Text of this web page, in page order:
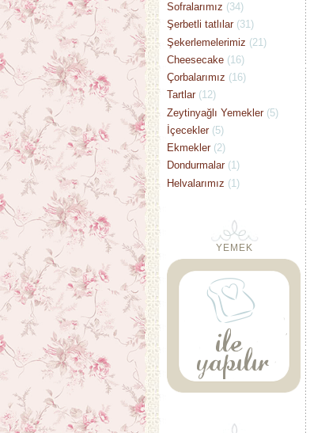
Sofralarımız (34)
Şerbetli tatlılar (31)
Şekerlemelerimiz (21)
Cheesecake (16)
Çorbalarımız (16)
Tartlar (12)
Zeytinyağlı Yemekler (5)
İçecekler (5)
Ekmekler (2)
Dondurmalar (1)
Helvalarımız (1)
YEMEK